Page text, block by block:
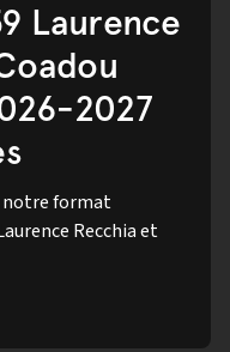
Laurence
2027
notre format
Recchia et